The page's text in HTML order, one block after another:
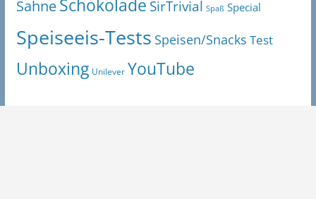
SahneSchokolade SirTrivial Spaß Special
Speiseeis-Tests Speisen/Snacks Test
Unboxing Unilever YouTube